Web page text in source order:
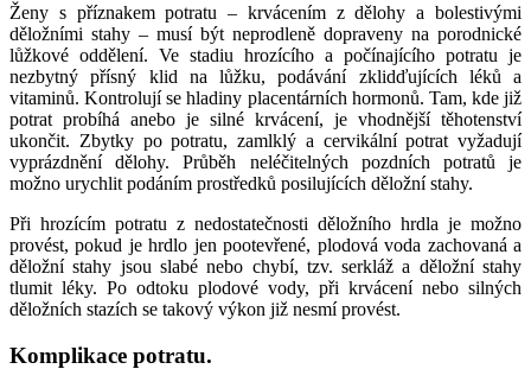
Ženy s příznakem potratu – krvácením z dělohy a bolestivými
děložními stahy – musí být neprodleně dopraveny na porodnické
lůžkové oddělení. Ve stadiu hrozícího a počínajícího potratu je
nezbytný přísný klid na lůžku, podávání zklidďujících léků a
vitaminů. Kontrolují se hladiny placentárních hormonů. Tam, kde již
potrat probíhá anebo je silné krvácení, je vhodnější těhotenství
ukončit. Zbytky po potratu, zamlklý a cervikální potrat vyžadují
vyprázdnění dělohy. Průběh neléčitelných pozdních potratů je
možno urychlit podáním prostředků posilujících děložní stahy.
Při hrozícím potratu z nedostatečnosti děložního hrdla je možno
provést, pokud je hrdlo jen pootevřené, plodová voda zachovaná a
děložní stahy jsou slabé nebo chybí, tzv. serkláž a děložní stahy
tlumit léky. Po odtoku plodové vody, při krvácení nebo silných
děložních stazích se takový výkon již nesmí provést.
Komplikace potratu.